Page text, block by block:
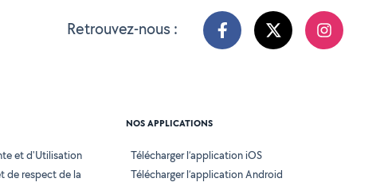
Retrouvez-nous :
et d'Utilisation
de respect de la
NOS APPLICATIONS
Télécharger l’application iOS
Télécharger l’application Android